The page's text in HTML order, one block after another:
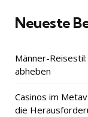
Neueste
Männer-
abheben
Casinos im
die